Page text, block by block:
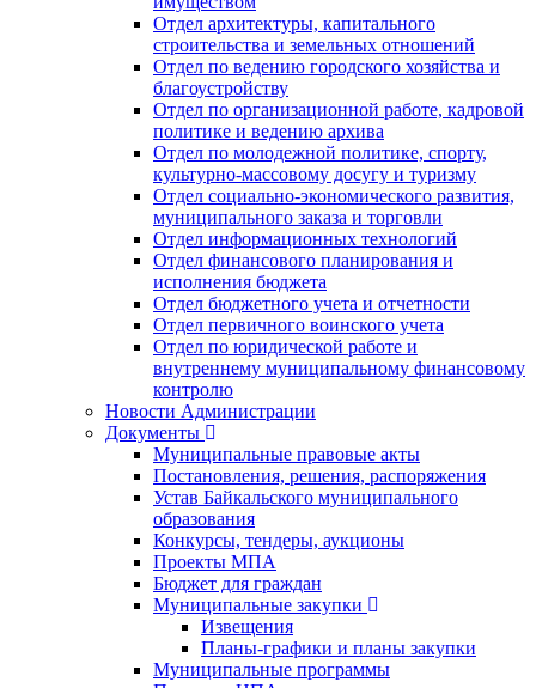
Отдел архитектуры, капитального
строительства и земельных отношений
Отдел по ведению городского хозяйства и
благоустройству
Отдел по организационной работе, кадровой
политике и ведению архива
Отдел по молодежной политике, спорту,
культурно-массовому досугу и туризму
Отдел социально-экономического развития,
муниципального заказа и торговли
Отдел информационных технологий
Отдел финансового планирования и
исполнения бюджета
Отдел бюджетного учета и отчетности
Отдел первичного воинского учета
Отдел по юридической работе и
внутреннему муниципальному финансовому
контролю
Новости Администрации
Документы
Муниципальные правовые акты
Постановления, решения, распоряжения
Устав Байкальского муниципального
образования
Конкурсы, тендеры, аукционы
Проекты МПА
Бюджет для граждан
Муниципальные закупки
Извещения
Планы-графики и планы закупки
Муниципальные программы